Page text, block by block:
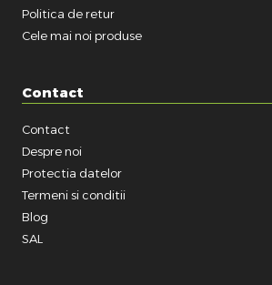
Politica de retur
Cele mai noi produse
Contact
Contact
Despre noi
Protectia datelor
Termeni si conditii
Blog
SAL